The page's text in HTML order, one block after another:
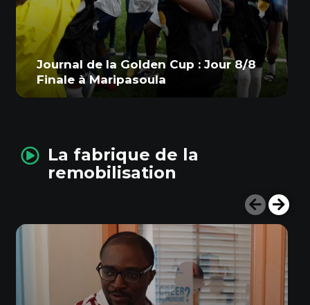
Journal de la Golden Cup : Jour 8/8
Finale à Maripasoula
La fabrique de la
remobilisation